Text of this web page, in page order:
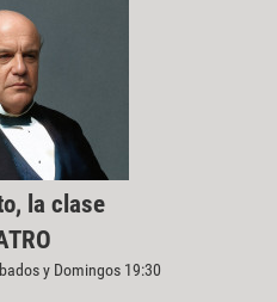
la clase
y Domingos 19:30